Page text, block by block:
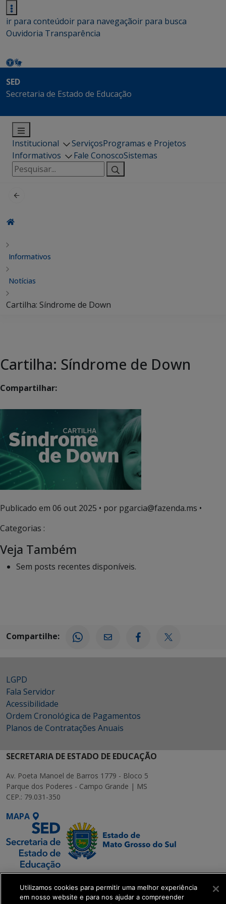
ir para conteúdoir para navegaçãoir para busca
Ouvidoria Transparência
SED
Secretaria de Estado de Educação
Institucional ServiçosProgramas e Projetos
Informativos
Fale ConoscoSistemas
Pesquisar
por:
Informativos
Notícias
Cartilha: Síndrome de Down
Cartilha: Síndrome de Down
Compartilhar:
Publicado em 06 out 2025 • por pgarcia@fazenda.ms •
Categorias :
Veja Também
Sem posts recentes disponíveis.
Compartilhe:
LGPD
Fala Servidor
Acessibilidade
Ordem Cronológica de Pagamentos
Planos de Contratações Anuais
SECRETARIA DE ESTADO DE EDUCAÇÃO
Av. Poeta Manoel de Barros 1779 - Bloco 5
Parque dos Poderes - Campo Grande | MS
CEP.: 79.031-350
MAPA
SETDIG | Secretaria-
Executiva de
Utilizamos cookies para permitir uma melhor experiência
em nosso website e para nos ajudar a compreender